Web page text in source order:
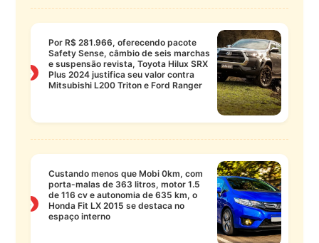
❯
Por R$ 281.966, oferecendo pacote
Safety Sense, câmbio de seis marchas
e suspensão revista, Toyota Hilux SRX
Plus 2024 justifica seu valor contra
Mitsubishi L200 Triton e Ford Ranger
❯
Custando menos que Mobi 0km, com
porta-malas de 363 litros, motor 1.5
de 116 cv e autonomia de 635 km, o
Honda Fit LX 2015 se destaca no
espaço interno